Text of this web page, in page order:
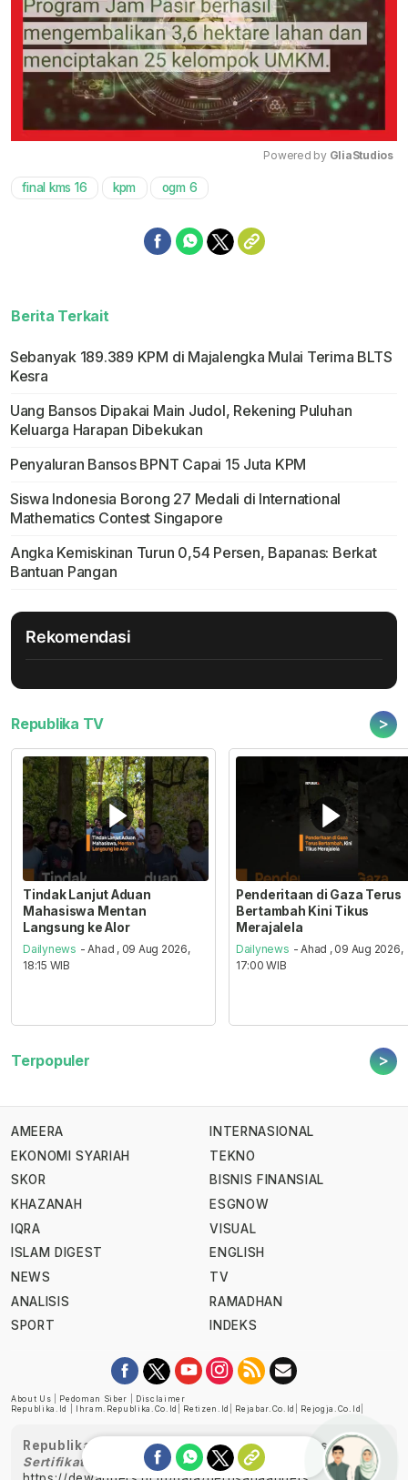
Powered by GliaStudios
final kms 16 kpm ogm 6
Berita Terkait
Sebanyak 189.389 KPM di Majalengka Mulai Terima BLTS
Kesra
Uang Bansos Dipakai Main Judol, Rekening Puluhan
Keluarga Harapan Dibekukan
Penyaluran Bansos BPNT Capai 15 Juta KPM
Siswa Indonesia Borong 27 Medali di International
Mathematics Contest Singapore
Angka Kemiskinan Turun 0,54 Persen, Bapanas: Berkat
Bantuan Pangan
Rekomendasi
Republika TV >
Tindak Lanjut Aduan
Mahasiswa Mentan
Langsung ke Alor
Dailynews - Ahad , 09 Aug 2026,
18:15 WIB
Penderitaan di Gaza Terus
Bertambah Kini Tikus
Merajalela
Dailynews - Ahad , 09 Aug 2026,
17:00 WIB
Terpopuler >
AMEERA
EKONOMI SYARIAH
SKOR
KHAZANAH
IQRA
ISLAM DIGEST
NEWS
ANALISIS
SPORT
INTERNASIONAL
TEKNO
BISNIS FINANSIAL
ESGNOW
VISUAL
ENGLISH
TV
RAMADHAN
INDEKS
About Us Pedoman Siber
Disclaimer
Republika.id
Ihram.republika.co.id Retizen.id Rejabar.co.id Rejogja.co.id
Republika telah diverifikasi oleh Dewan Pers
Sertifikat Nomor 1058/DP-Verifikasi/K/XII/2022